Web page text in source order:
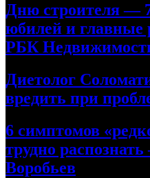
Дню строителя —
юбилей и главные
РБК
Диетолог
вредить при
6 симптомов
трудно
Воробьев